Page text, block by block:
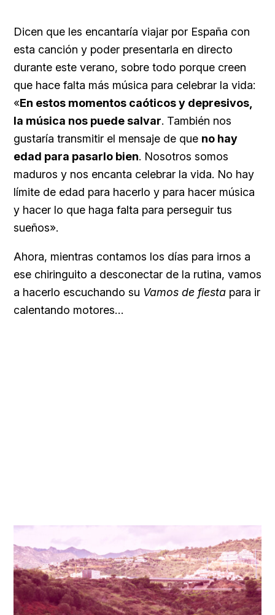
Dicen que les encantaría viajar por España con
esta canción y poder presentarla en directo
durante este verano, sobre todo porque creen
que hace falta más música para celebrar la vida:
«En estos momentos caóticos y depresivos,
la música nos puede salvar. También nos
gustaría transmitir el mensaje de que no hay
edad para pasarlo bien. Nosotros somos
maduros y nos encanta celebrar la vida. No hay
límite de edad para hacerlo y para hacer música
y hacer lo que haga falta para perseguir tus
sueños».
Ahora, mientras contamos los días para irnos a
ese chiringuito a desconectar de la rutina, vamos
a hacerlo escuchando su Vamos de fiesta para ir
calentando motores…